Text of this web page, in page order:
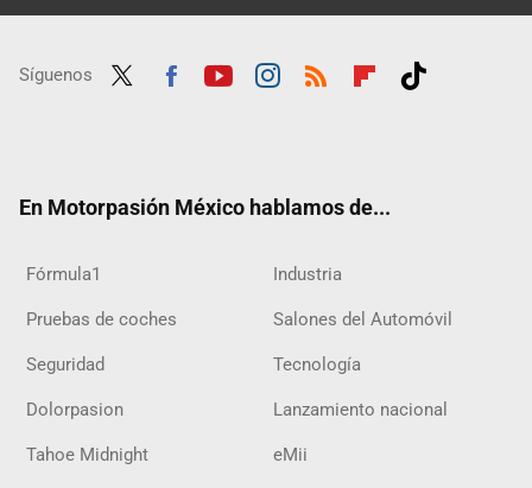
Síguenos
En Motorpasión México hablamos de...
Fórmula1 Industria
Pruebas de coches Salones del Automóvil
Seguridad Tecnología
Dolorpasion Lanzamiento nacional
Tahoe Midnight eMii